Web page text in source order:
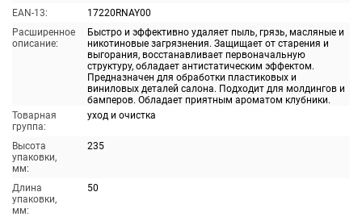
EAN-13:
17220RNAY00
Расширенное
описание:
Быстро и эффективно удаляет пыль, грязь, масляные и
никотиновые загрязнения. Защищает от старения и
выгорания, восстанавливает первоначальную
структуру, обладает антистатическим эффектом.
Предназначен для обработки пластиковых и
виниловых деталей салона. Подходит для молдингов и
бамперов. Обладает приятным ароматом клубники.
Товарная
группа:
уход и очистка
Высота
упаковки,
мм:
235
Длина
упаковки,
мм:
50